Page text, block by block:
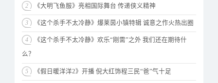
2 《大明飞鱼服》亮相国际舞台 传递侠义精神
3 《这个杀手不太冷静》爆莱茵小镇特辑 诚意之作火热出圈
4 《这个杀手不太冷静》欢乐“刚需”之外 我们还在期待什
么？
5 《假日暖洋洋2》开播 倪大红饰程三民“爸”气十足